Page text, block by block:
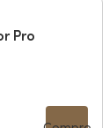
Pro